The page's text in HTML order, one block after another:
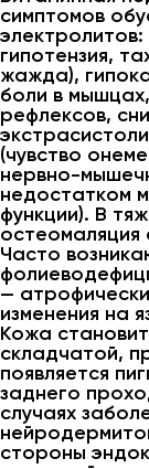
симптомов
гипотензия,
жажда),
боли в
рефлексов,
(чувство
нервно-
недостатком
функции). В
остеомаляция
Часто
—
изменения на
Кожа
складчатой,
появляется
заднего
случаях
стороны